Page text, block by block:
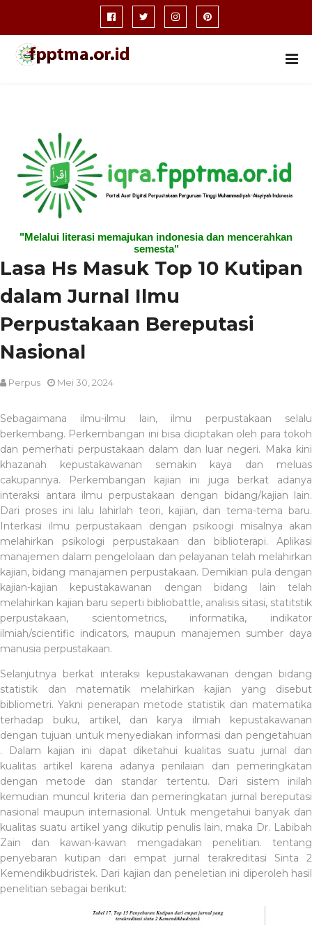
"Melalui literasi memajukan indonesia dan mencerahkan
semesta"
Lasa Hs Masuk Top 10 Kutipan
dalam Jurnal Ilmu
Perpustakaan Bereputasi
Nasional
Perpus Mei 30, 2024
Sebagaimana ilmu-ilmu lain, ilmu perpustakaan selalu
berkembang. Perkembangan ini bisa diciptakan oleh para tokoh
dan pemerhati perpustakaan dalam dan luar negeri. Maka kini
khazanah kepustakawanan semakin kaya dan meluas
cakupannya. Perkembangan kajian ini juga berkat adanya
interaksi antara ilmu perpustakaan dengan bidang/kajian lain.
Dari proses ini lalu lahirlah teori, kajian, dan tema-tema baru.
Interkasi ilmu perpustakaan dengan psikoogi misalnya akan
melahirkan psikologi perpustakaan dan biblioterapi. Aplikasi
manajemen dalam pengelolaan dan pelayanan telah melahirkan
kajian, bidang manajamen perpustakaan. Demikian pula dengan
kajian-kajian kepustakawanan dengan bidang lain telah
melahirkan kajian baru seperti bibliobattle, analisis sitasi, statitstik
perpustakaan, scientometrics, informatika, indikator
ilmiah/scientific indicators, maupun manajemen sumber daya
manusia perpustakaan.
Selanjutnya berkat interaksi kepustakawanan dengan bidang
statistik dan matematik melahirkan kajian yang disebut
bibliometri. Yakni penerapan metode statistik dan matematika
terhadap buku, artikel, dan karya ilmiah kepustakawanan
dengan tujuan untuk menyediakan informasi dan pengetahuan
. Dalam kajian ini dapat diketahui kualitas suatu jurnal dan
kualitas artikel karena adanya penilaian dan pemeringkatan
dengan metode dan standar tertentu. Dari sistem inilah
kemudian muncul kriteria dan pemeringkatan jurnal bereputasi
nasional maupun internasional. Untuk mengetahui banyak dan
kualitas suatu artikel yang dikutip penulis lain, maka Dr. Labibah
Zain dan kawan-kawan mengadakan penelitian. tentang
penyebaran kutipan dari empat jurnal terakreditasi Sinta 2
Kemendikbudristek. Dari kajian dan peneletian ini diperoleh hasil
penelitian sebagai berikut: